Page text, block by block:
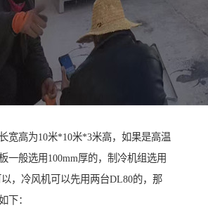
宽高为10米*10米*3米高，如果是高温
一般选用100mm厚的，制冷机组选用
，冷风机可以先用两台DL80的，那
下：